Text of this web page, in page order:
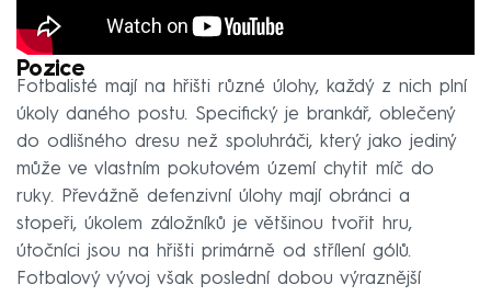
Pozice
Fotbalisté mají na hřišti různé úlohy, každý z nich plní
úkoly daného postu. Specifický je brankář, oblečený
do odlišného dresu než spoluhráči, který jako jediný
může ve vlastním pokutovém území chytit míč do
ruky. Převážně defenzivní úlohy mají obránci a
stopeři, úkolem záložníků je většinou tvořit hru,
útočníci jsou na hřišti primárně od střílení gólů.
Fotbalový vývoj však poslední dobou výraznější